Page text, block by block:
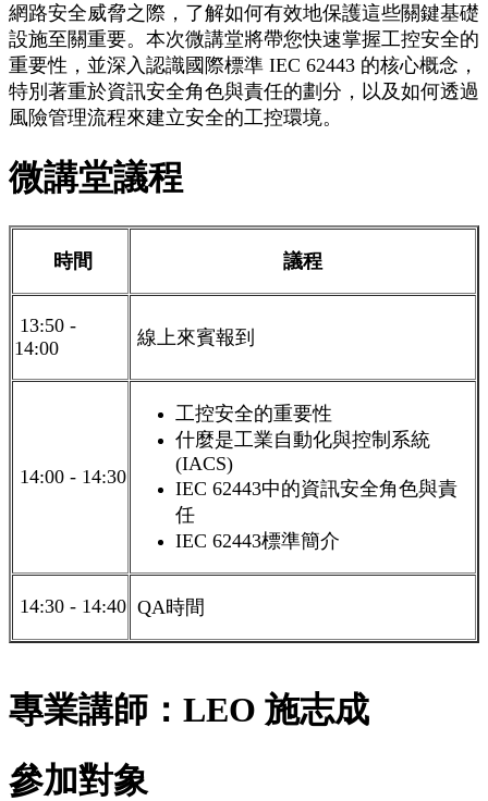
網路安全威脅之際，了解如何有效地保護這些關鍵基礎
設施至關重要。本次微講堂將帶您快速掌握工控安全的
重要性，並深入認識國際標準 IEC 62443 的核心概念，
特別著重於資訊安全角色與責任的劃分，以及如何透過
風險管理流程來建立安全的工控環境。
微講堂議程
時間 議程
13:50 -
14:00
線上來賓報到
14:00 - 14:30
工控安全的重要性
什麼是工業自動化與控制系統
(IACS)
IEC 62443中的資訊安全角色與責
任
IEC 62443標準簡介
14:30 - 14:40 QA時間
專業講師：LEO 施志成
參加對象